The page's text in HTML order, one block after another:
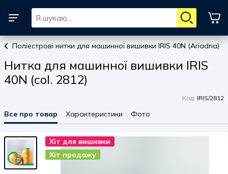
Поліестрові нитки для машинної вишивки IRIS 40N (Ariadna)
Нитка для машинної вишивки IRIS
40N (col. 2812)
Код: IRIS/2812
Все про товар Характеристики Фото
Хіт для вишивки
Хіт продажу
Хіт для вишивки
Хіт продажу